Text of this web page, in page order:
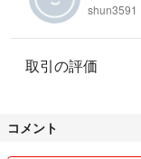
shun3591
取引の評価
コメント